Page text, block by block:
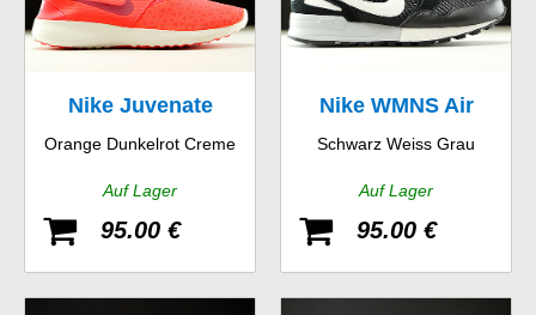
Nike Juvenate
Orange Dunkelrot Creme
Auf Lager
95.00 €
Nike WMNS Air
Pegasus 89
Schwarz Weiss Grau
Auf Lager
95.00 €